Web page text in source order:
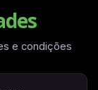
e condições